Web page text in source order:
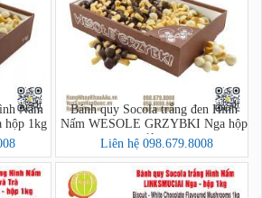
Nấm
hộp 1kg
Bánh quy Socola trắng đen Hình
Nấm WESOLE GRZYBKI Nga hộp
1kg
Liên hệ 098.679.8008